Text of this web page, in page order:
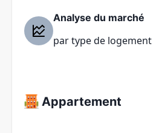
Analyse du marché
par type de logement
Appartement